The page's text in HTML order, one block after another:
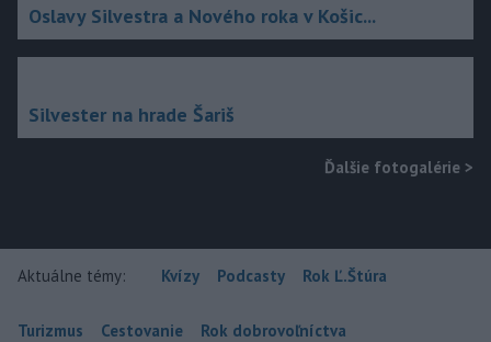
Oslavy Silvestra a Nového roka v Košic...
Silvester na hrade Šariš
Ďalšie fotogalérie >
Aktuálne témy: Kvízy Podcasty Rok Ľ.Štúra
Turizmus Cestovanie Rok dobrovoľníctva